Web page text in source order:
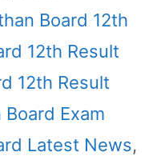
Board 12th
12th Result
12th Result
Board Exam
Latest News,